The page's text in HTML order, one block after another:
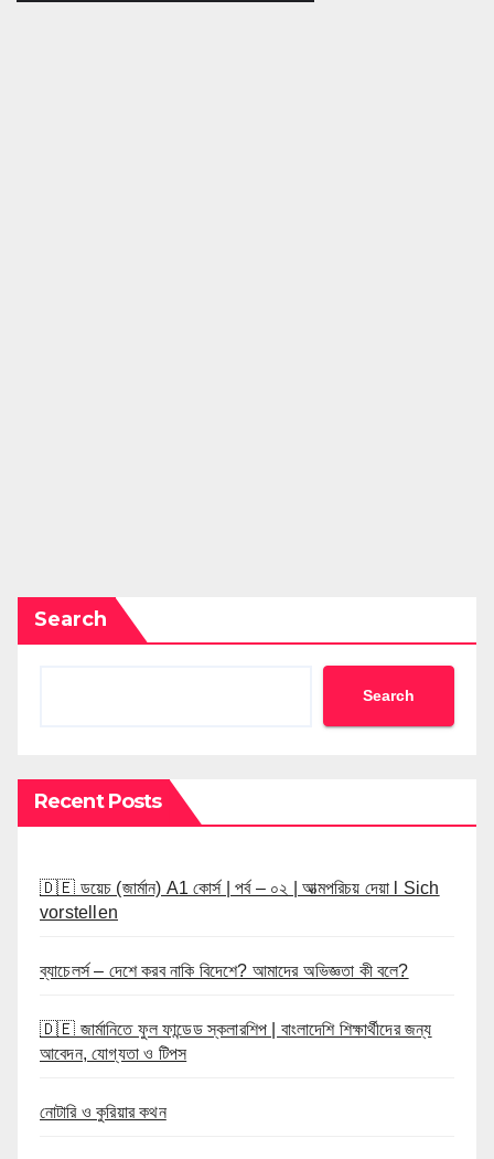
Search
Search
Recent Posts
🇩🇪 ডয়েচ (জার্মান) A1 কোর্স | পর্ব – ০২ | আত্মপরিচয় দেয়া l Sich
vorstellen
ব্যাচেলর্স – দেশে করব নাকি বিদেশে? আমাদের অভিজ্ঞতা কী বলে?
🇩🇪 জার্মানিতে ফুল ফান্ডেড স্কলারশিপ | বাংলাদেশি শিক্ষার্থীদের জন্য
আবেদন, যোগ্যতা ও টিপস
নোটারি ও কুরিয়ার কথন